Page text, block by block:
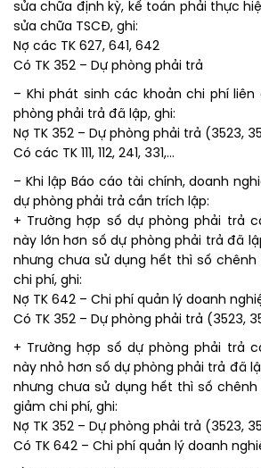
sửa chữa định kỳ, kế toán phải thực
sửa chữa TSCĐ, ghi:
Nợ các TK 627, 641, 642
Có TK 352 – Dự phòng phải trả
– Khi phát sinh các khoản chi phí liên
phòng phải trả đã lập, ghi:
Nợ TK 352 – Dự phòng phải trả (3523,
Có các TK 111, 112, 241, 331,…
– Khi lập Báo cáo tài chính, doanh
dự phòng phải trả cần trích lập:
+ Trường hợp số dự phòng phải trả
này lớn hơn số dự phòng phải trả đã
nhưng chưa sử dụng hết thì số
chi phí, ghi:
Nợ TK 642 – Chi phí quản lý doanh
Có TK 352 – Dự phòng phải trả (3523,
+ Trường hợp số dự phòng phải trả
này nhỏ hơn số dự phòng phải trả đã
nhưng chưa sử dụng hết thì số chênh
giảm chi phí, ghi:
Nợ TK 352 – Dự phòng phải trả (3523,
Có TK 642 – Chi phí quản lý doanh